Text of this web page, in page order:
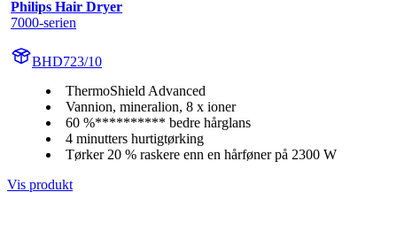
Philips Hair Dryer
7000-serien
BHD723/10
ThermoShield Advanced
Vannion, mineralion, 8 x ioner
60 %********** bedre hårglans
4 minutters hurtigtørking
Tørker 20 % raskere enn en hårføner på 2300 W
Vis produkt